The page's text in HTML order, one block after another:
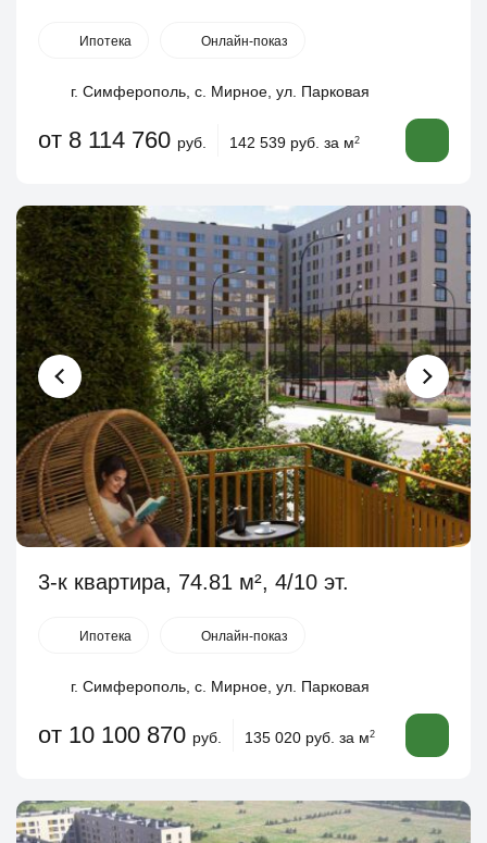
Ипотека Онлайн-показ
г. Симферополь, с. Мирное, ул. Парковая
от 8 114 760 руб. 142 539 руб. за м2
3-к квартира, 74.81 м², 4/10 эт.
Ипотека Онлайн-показ
г. Симферополь, с. Мирное, ул. Парковая
от 10 100 870 руб. 135 020 руб. за м2